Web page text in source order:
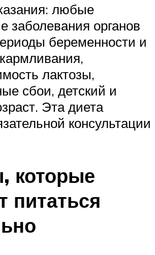
любые
заболевания органов
беременности и
лактозы,
сбои, детский и
Эта диета
консультации
которые
питаться